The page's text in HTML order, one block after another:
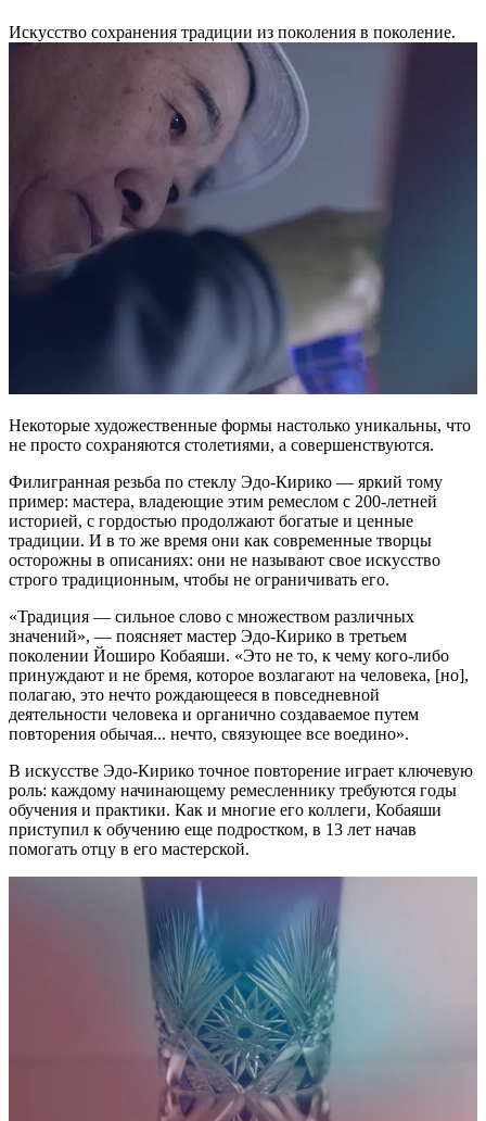
Искусство сохранения традиции из поколения в поколение.
Некоторые художественные формы настолько уникальны, что
не просто сохраняются столетиями, а совершенствуются.
Филигранная резьба по стеклу Эдо-Кирико — яркий тому
пример: мастера, владеющие этим ремеслом с 200-летней
историей, с гордостью продолжают богатые и ценные
традиции. И в то же время они как современные творцы
осторожны в описаниях: они не называют свое искусство
строго традиционным, чтобы не ограничивать его.
«Традиция — сильное слово с множеством различных
значений», — поясняет мастер Эдо-Кирико в третьем
поколении Йоширо Кобаяши. «Это не то, к чему кого-либо
принуждают и не бремя, которое возлагают на человека, [но],
полагаю, это нечто рождающееся в повседневной
деятельности человека и органично создаваемое путем
повторения обычая... нечто, связующее все воедино».
В искусстве Эдо-Кирико точное повторение играет ключевую
роль: каждому начинающему ремесленнику требуются годы
обучения и практики. Как и многие его коллеги, Кобаяши
приступил к обучению еще подростком, в 13 лет начав
помогать отцу в его мастерской.